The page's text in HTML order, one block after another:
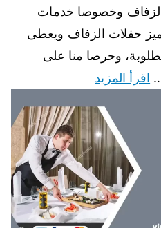
وخصوصا خدمات
حفلات الزفاف ويعطى
وحرصا منا على
اقرأ المزيد